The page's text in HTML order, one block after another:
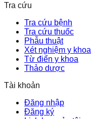
Tra cứu
Tra cứu bệnh
Tra cứu thuốc
Phẫu thuật
Xét nghiệm y khoa
Từ điển y khoa
Thảo dược
Tài khoản
Đăng nhập
Đăng ký